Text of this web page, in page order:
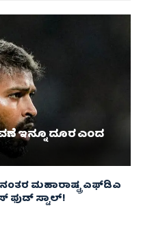
ಇನ್ನೂ ದೂರ ಎಂದ
ಮಹಾರಾಷ್ಟ್ರ ಎಫ್‌ಡಿಎ
ಫುಡ್ ಸ್ಟಾಲ್‌!